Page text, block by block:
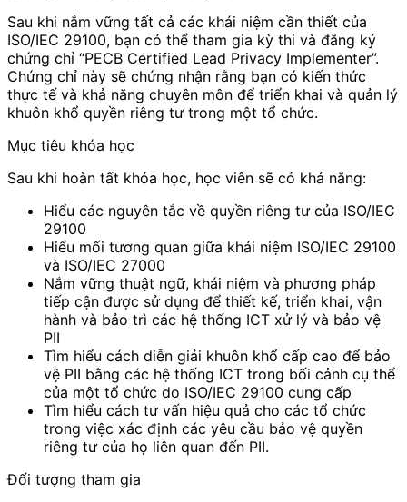
Sau khi nắm vững tất cả các khái niệm cần thiết của
ISO/IEC 29100, bạn có thể tham gia kỳ thi và đăng ký
chứng chỉ “PECB Certified Lead Privacy Implementer”.
Chứng chỉ này sẽ chứng nhận rằng bạn có kiến thức
thực tế và khả năng chuyên môn để triển khai và quản lý
khuôn khổ quyền riêng tư trong một tổ chức.
Mục tiêu khóa học
Sau khi hoàn tất khóa học, học viên sẽ có khả năng:
Hiểu các nguyên tắc về quyền riêng tư của ISO/IEC
29100
Hiểu mối tương quan giữa khái niệm ISO/IEC 29100
và ISO/IEC 27000
Nắm vững thuật ngữ, khái niệm và phương pháp
tiếp cận được sử dụng để thiết kế, triển khai, vận
hành và bảo trì các hệ thống ICT xử lý và bảo vệ
PII
Tìm hiểu cách diễn giải khuôn khổ cấp cao để bảo
vệ PII bằng các hệ thống ICT trong bối cảnh cụ thể
của một tổ chức do ISO/IEC 29100 cung cấp
Tìm hiểu cách tư vấn hiệu quả cho các tổ chức
trong việc xác định các yêu cầu bảo vệ quyền
riêng tư của họ liên quan đến PII.
Đối tượng tham gia